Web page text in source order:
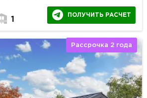
1
ПОЛУЧИТЬ РАСЧЕТ
Рассрочка 2 года